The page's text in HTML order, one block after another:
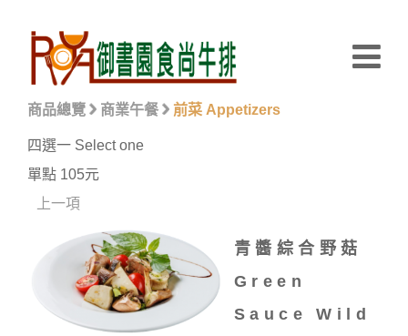
商品總覽 商業午餐 前菜 Appetizers
四選一 Select one
單點 105元
上一項
青醬綜合野菇
Green
Sauce Wild